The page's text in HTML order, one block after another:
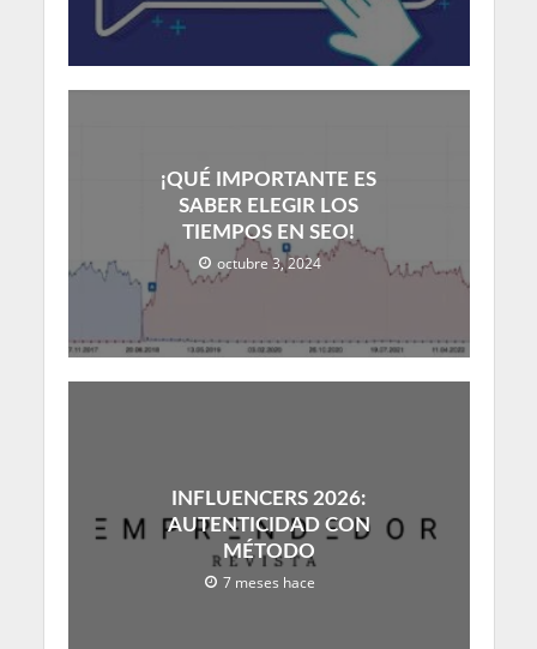
¡QUÉ IMPORTANTE ES
SABER ELEGIR LOS
TIEMPOS EN SEO!
octubre 3, 2024
INFLUENCERS 2026:
AUTENTICIDAD CON
MÉTODO
7 meses hace